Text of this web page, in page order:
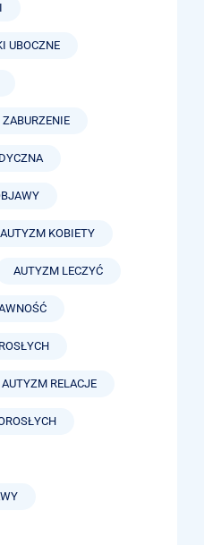
UBOCZNE
AUTYZM KOBIETY
AUTYZM LECZYĆ
AUTYZM RELACJE